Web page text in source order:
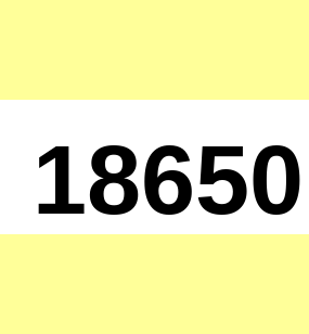
18650